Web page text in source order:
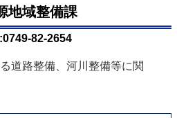
地域整備課
82-2654
道路整備、河川整備等に関